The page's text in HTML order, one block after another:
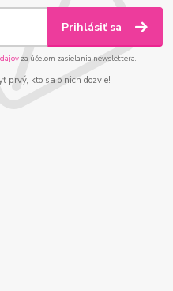
Prihlásiť sa
za účelom zasielania newslettera.
prvý, kto sa o nich dozvie!